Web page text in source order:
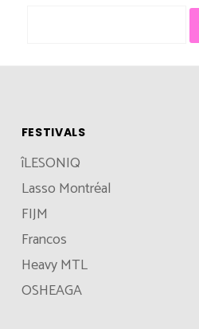
FESTIVALS
îLESONIQ
Lasso Montréal
FIJM
Francos
Heavy MTL
OSHEAGA